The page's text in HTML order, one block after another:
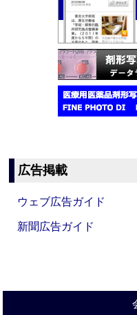
広告掲載
ウェブ広告ガイド
新聞広告ガイド